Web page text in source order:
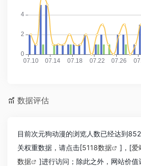
数据评估
目前次元狗动漫的浏览人数已经达到
关权重数据，请点击[5118数据 ]，[爱
数据
]进行访问；除此之外，网站价值